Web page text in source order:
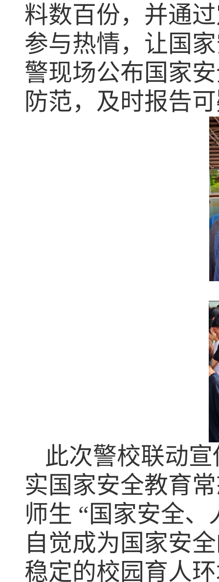
料数百份，并通
参与热情，让国
警现场公布国家
防范，及时报告
此次警校联动
实国家安全教育
师生 “国家安全
自觉成为国家安
稳定的校园育人